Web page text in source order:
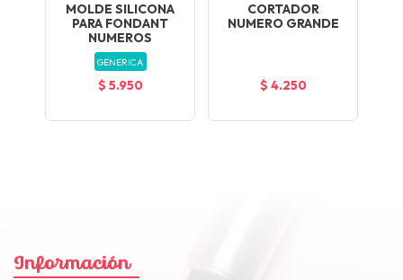
MOLDE SILICONA
PARA FONDANT
NUMEROS
GENERICA
$ 5.950
CORTADOR
NUMERO GRANDE
$ 4.250
Información